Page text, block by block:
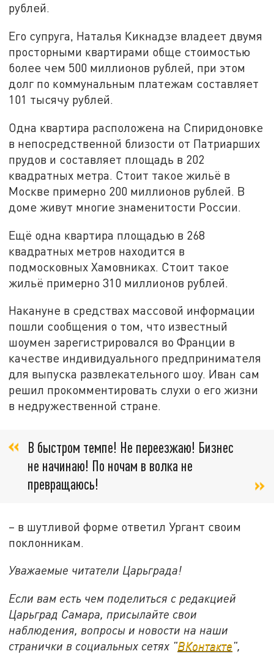
рублей.
Его супруга, Наталья Кикнадзе владеет двумя
просторными квартирами обще стоимостью
более чем 500 миллионов рублей, при этом
долг по коммунальным платежам составляет
101 тысячу рублей.
Одна квартира расположена на Спиридоновке
в непосредственной близости от Патриарших
прудов и составляет площадь в 202
квадратных метра. Стоит такое жильё в
Москве примерно 200 миллионов рублей. В
доме живут многие знаменитости России.
Ещё одна квартира площадью в 268
квадратных метров находится в
подмосковных Хамовниках. Стоит такое
жильё примерно 310 миллионов рублей.
Накануне в средствах массовой информации
пошли сообщения о том, что известный
шоумен зарегистрировался во Франции в
качестве индивидуального предпринимателя
для выпуска развлекательного шоу. Иван сам
решил прокомментировать слухи о его жизни
в недружественной стране.
В быстром темпе! Не переезжаю! Бизнес
не начинаю! По ночам в волка не
превращаюсь!
– в шутливой форме ответил Ургант своим
поклонникам.
Уважаемые читатели Царьграда!
Если вам есть чем поделиться с редакцией
Царьград Самара, присылайте свои
наблюдения, вопросы и новости на наши
странички в социальных сетях "ВКонтакте",